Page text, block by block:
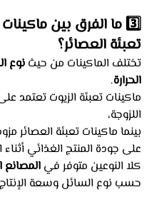
3️⃣ ما الفرق بين
تعبئة العصائر؟
تختلف الماكينات من حيث نوع
الحرارة.
ماكينات تعبئة الزيوت
اللزوجة،
بينما ماكينات تعبئة العصائر
على جودة المنتج الغذائي أثناء
كلا النوعين متوفر في المصانع
حسب نوع السائل وسعة